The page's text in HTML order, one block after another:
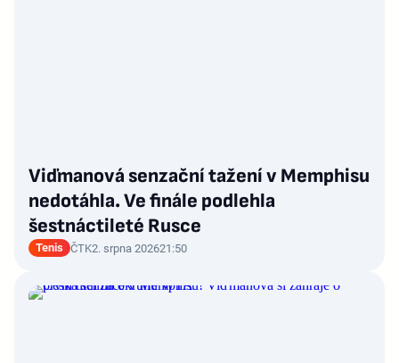
Viďmanová senzační tažení v Memphisu
nedotáhla. Ve finále podlehla
šestnáctileté Rusce
Tenis ČTK2. srpna 202621:50